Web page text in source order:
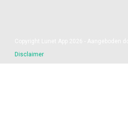
Disclaimer